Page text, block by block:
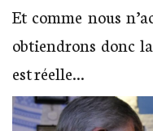
Et comme nous
obtiendrons donc
est réelle…